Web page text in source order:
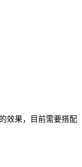
效果，目前需要搭配